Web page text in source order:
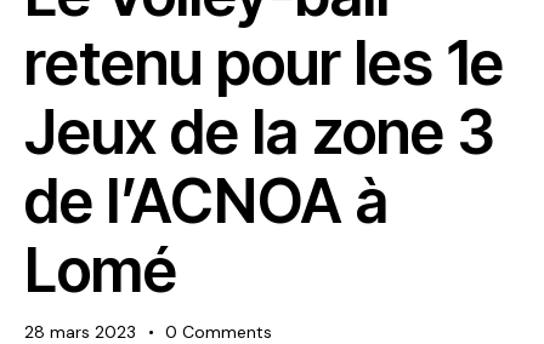
retenu pour les 1e
Jeux de la zone 3
de l’ACNOA à
Lomé
28 mars 2023 0 Comments